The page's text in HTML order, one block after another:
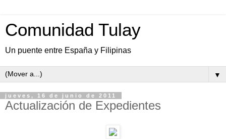
Comunidad Tulay
Un puente entre España y Filipinas
▼
jueves, 16 de junio de 2011
Actualización de Expedientes